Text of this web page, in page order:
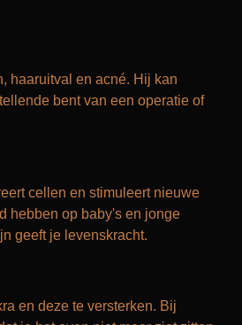
haaruitval en acné. Hij kan
bent van een operatie of
cellen en stimuleert nieuwe
hebben op baby's en jonge
geeft je levenskracht.
en deze te versterken. Bij